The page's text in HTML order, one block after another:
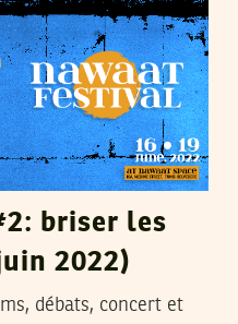
briser les
2022)
débats, concert et